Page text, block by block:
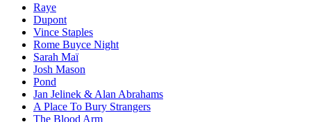
Raye
Dupont
Vince Staples
Rome Buyce Night
Sarah Maï
Josh Mason
Pond
Jan Jelinek & Alan Abrahams
A Place To Bury Strangers
The Blood Arm